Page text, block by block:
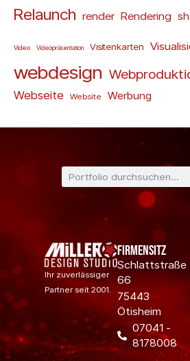
Relaunch render Rendering
Video Videopräsentation Visitenkarten
webdesign
Webseite Website Werbung
Ihr zuverlässiger
Partner seit 2001.
Firmensitz
Schlattstraße
66
75443
Ötisheim
07041 -
8178008